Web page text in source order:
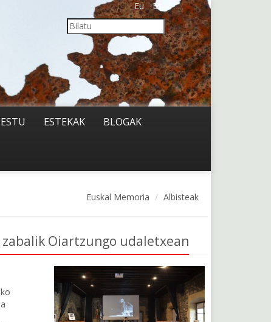
Eu Es
ESTEKAK BLOGAK
Euskal Memoria Albisteak
Oiartzungo udaletxean